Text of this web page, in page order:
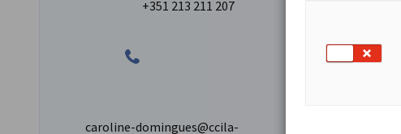
+351 213 211 207
caroline-domingues@ccila-